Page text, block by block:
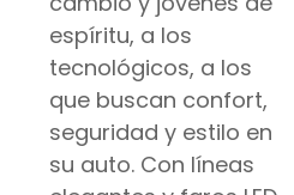
espíritu, a los
tecnológicos, a los
que buscan confort,
seguridad y estilo en
su auto. Con líneas